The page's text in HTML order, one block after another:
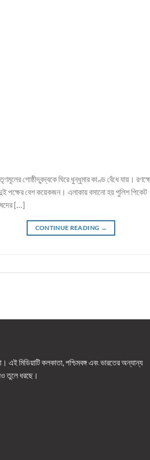
গোষ্ঠীদ্বন্দ্বকে ঘিরে ধুন্ধুমার কাণ্ড বেঁধে যায়।
বেশ কয়েকজন। এলাকায় বসানো হয় পুলিশ পিকেট।
[…]
CONTINUE READING →
মিডিয়াটি কলকাতা, পশ্চিমবঙ্গ এবং ভারতের অন্যান্য
তুলে ধরছে।